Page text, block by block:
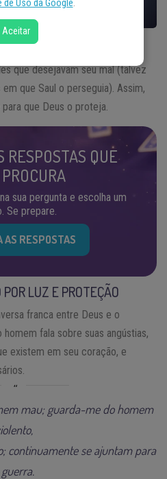
que desejavam seu mal (talvez
que Saul o perseguia). Assim,
que Deus o proteja.
RESPOSTAS QUE
sua pergunta e escolha um
Se prepare.
AS RESPOSTAS
LUZ E PROTEÇÃO
franca entre Deus e o
fala sobre suas angústias,
existem em seu coração, e
mau; guarda-me do homem
continuamente se ajuntam para
de Uso da Google.
Aceitar